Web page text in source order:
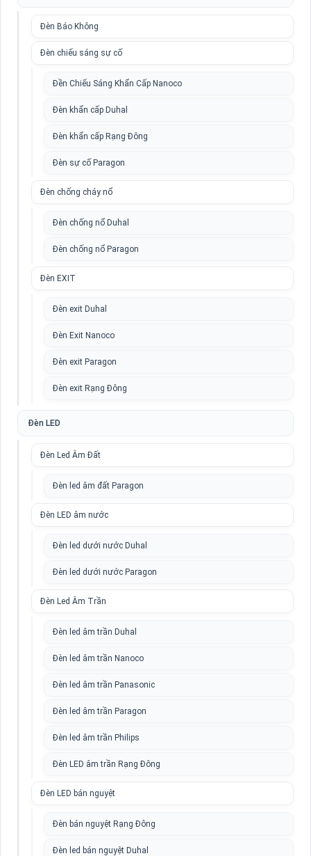
Đèn Báo Không
Đèn chiếu sáng sự cố
Đền Chiếu Sáng Khẩn Cấp Nanoco
Đèn khẩn cấp Duhal
Đèn khẩn cấp Rạng Đông
Đèn sự cố Paragon
Đèn chống cháy nổ
Đèn chống nổ Duhal
Đèn chống nổ Paragon
Đèn EXIT
Đèn exit Duhal
Đèn Exit Nanoco
Đèn exit Paragon
Đèn exit Rạng Đông
Đèn LED
Đèn Led Âm Đất
Đèn led âm đất Paragon
Đèn LED âm nước
Đèn led dưới nước Duhal
Đèn led dưới nước Paragon
Đèn Led Âm Trần
Đèn led âm trần Duhal
Đèn led âm trần Nanoco
Đèn led âm trần Panasonic
Đèn led âm trần Paragon
Đèn led âm trần Philips
Đèn LED âm trần Rạng Đông
Đèn LED bán nguyệt
Đèn bán nguyệt Rạng Đông
Đèn led bán nguyệt Duhal